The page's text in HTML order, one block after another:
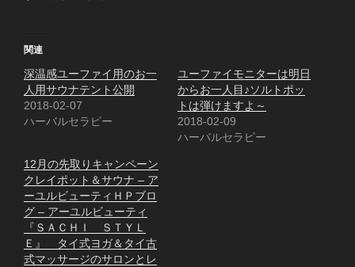
関連
深温感ユーファイ用のお一
人用サウナテント公開
2018-02-07
ハーバルセラピー
ユーファイモニターは明日
からお一人目♪ソルトポッ
トは弾けますよ～
2018-02-09
ハーバルセラピー
12月の先取りキャンペーン
クレイポット＆サウナ – ア
ーユルビューティＨＰブロ
グ – アーユルビューティ
『ＳＡＣＨＩ ＳＴＹＬ
Ｅ』 タイ式ヨガ＆タイ古
式マッサージのサロンとレ